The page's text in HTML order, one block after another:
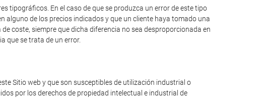
tipográficos. En el caso de que se produzca un error de este tipo
alguno de los precios indicados y que un cliente haya tomado una
coste, siempre que dicha diferencia no sea desproporcionada en
que se trata de un error.
Sitio web y que son susceptibles de utilización industrial o
por los derechos de propiedad intelectual e industrial de